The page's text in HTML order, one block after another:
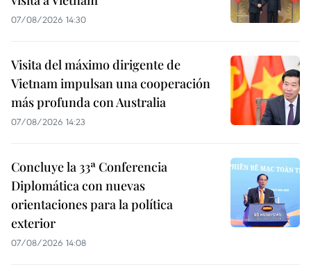
07/08/2026 14:30
Visita del máximo dirigente de
Vietnam impulsan una cooperación
más profunda con Australia
07/08/2026 14:23
Concluye la 33ª Conferencia
Diplomática con nuevas
orientaciones para la política
exterior
07/08/2026 14:08